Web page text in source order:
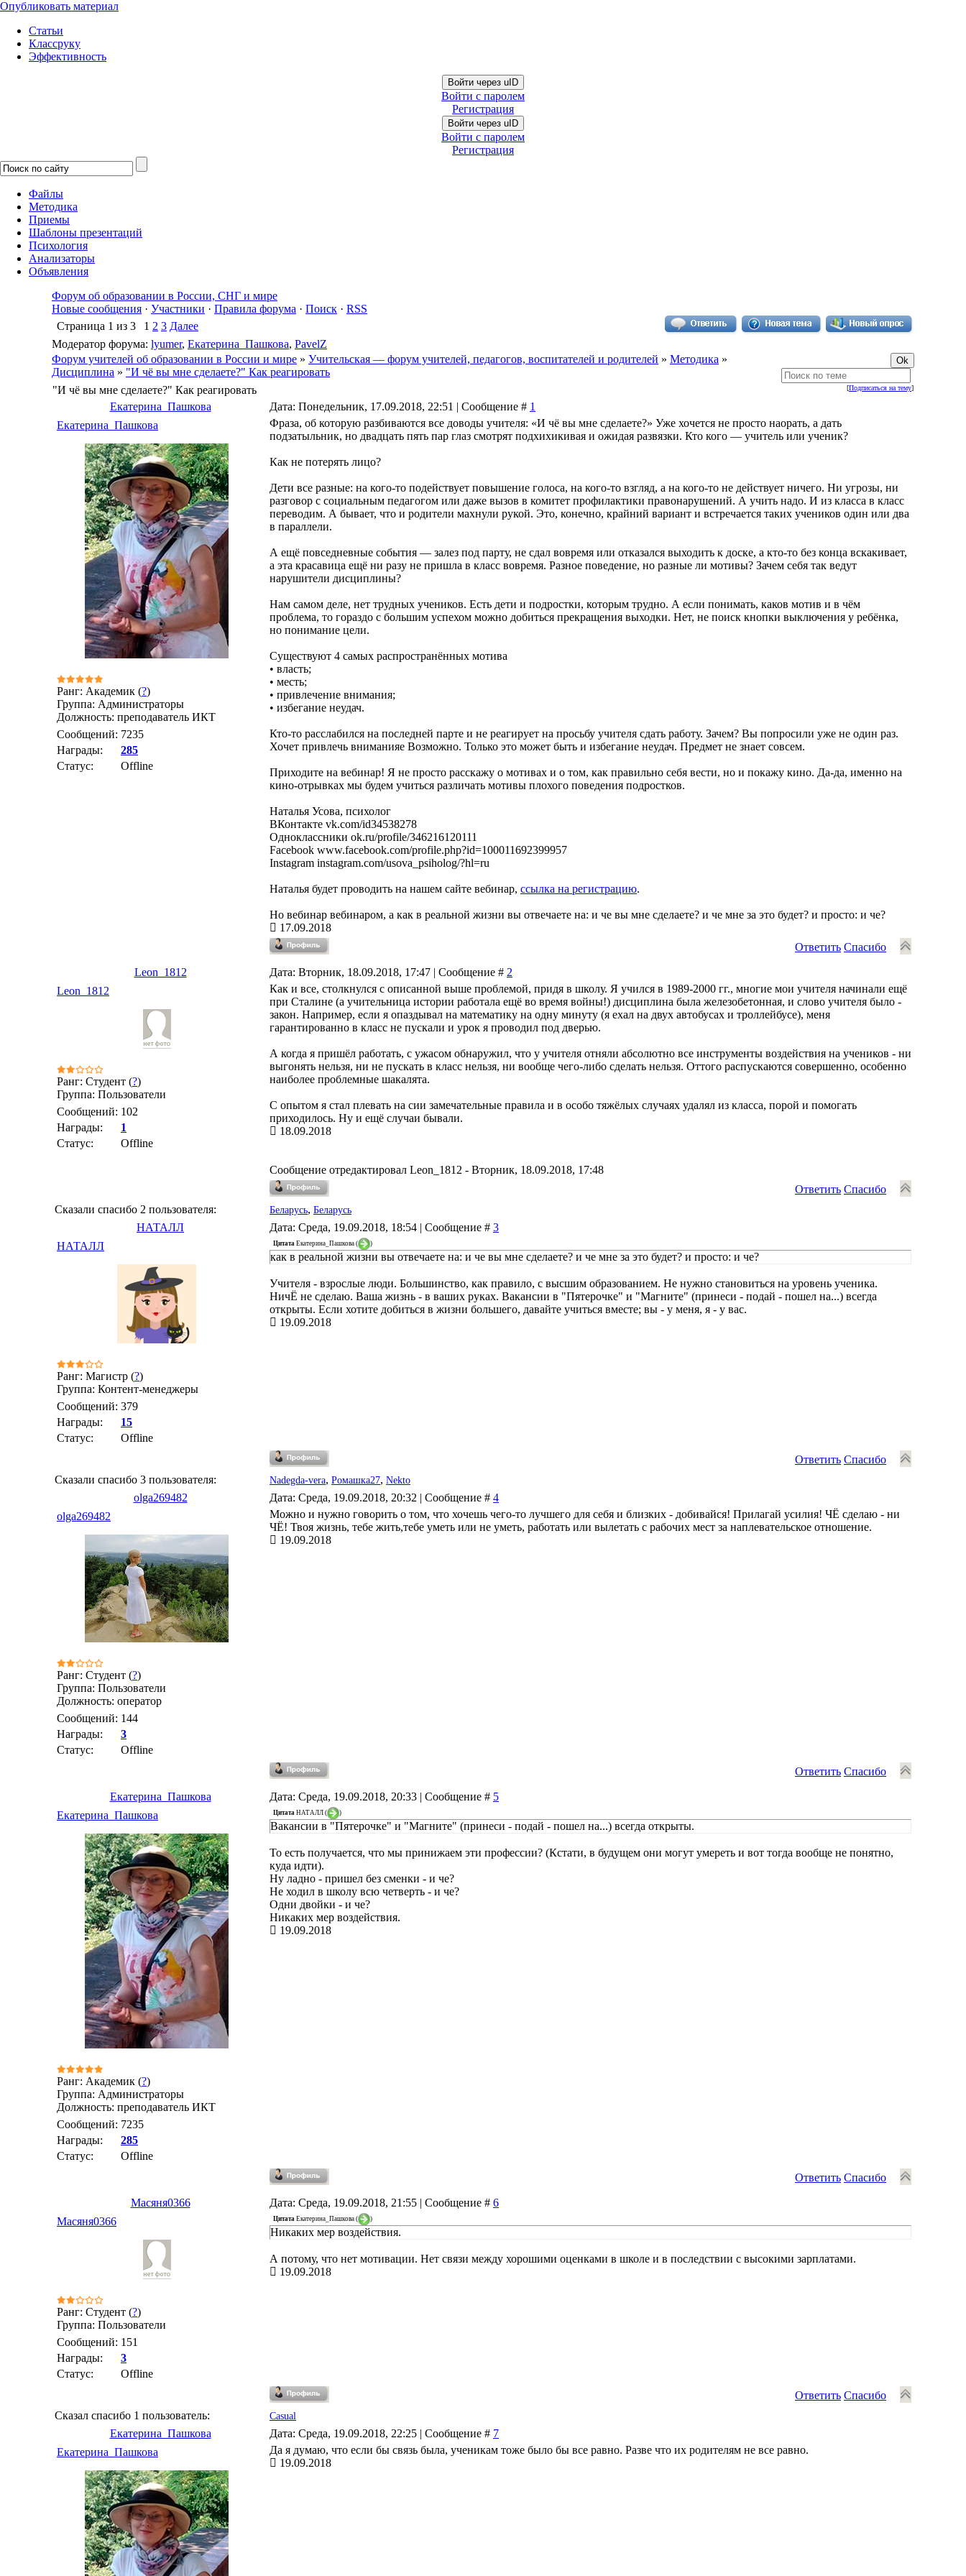
Опубликовать материал
Статьи
Классруку
Эффективность
Войти через uID
Войти с паролем
Регистрация
Войти через uID
Войти с паролем
Регистрация
Файлы
Методика
Приемы
Шаблоны презентаций
Психология
Анализаторы
Объявления
Форум об образовании в России, СНГ и мире
Новые сообщения · Участники · Правила форума · Поиск · RSS
Страница 1 из 3 1 2 3 Далее
Модератор форума: lyumer, Екатерина_Пашкова, PavelZ
Форум учителей об образовании в России и мире » Учительская — форум учителей, педагогов, воспитателей и родителей » Методика »
Дисциплина » "И чё вы мне сделаете?" Как реагировать
[Подписаться на тему]
"И чё вы мне сделаете?" Как реагировать
Екатерина_Пашкова
Дата: Понедельник, 17.09.2018, 22:51 | Сообщение # 1
Екатерина_Пашкова
Ранг: Академик (?)
Группа: Администраторы
Должность: преподаватель ИКТ
Сообщений: 7235
Награды:
285
Статус:
Offline
Фраза, об которую разбиваются все доводы учителя: «И чё вы мне сделаете?» Уже хочется не просто наорать, а дать
подзатыльник, но двадцать пять пар глаз смотрят подхихикивая и ожидая развязки. Кто кого — учитель или ученик?
Как не потерять лицо?
Дети все разные: на кого-то подействует повышение голоса, на кого-то взгляд, а на кого-то не действует ничего. Ни угрозы, ни
разговор с социальным педагогом или даже вызов в комитет профилактики правонарушений. А учить надо. И из класса в класс
переводим. А бывает, что и родители махнули рукой. Это, конечно, крайний вариант и встречается таких учеников один или два
в параллели.
А ещё повседневные события — залез под парту, не сдал вовремя или отказался выходить к доске, а кто-то без конца вскакивает,
а эта красавица ещё ни разу не пришла в класс вовремя. Разное поведение, но разные ли мотивы? Зачем себя так ведут
нарушители дисциплины?
Нам самом деле, нет трудных учеников. Есть дети и подростки, которым трудно. А если понимать, каков мотив и в чём
проблема, то гораздо с большим успехом можно добиться прекращения выходки. Нет, не поиск кнопки выключения у ребёнка,
но понимание цели.
Существуют 4 самых распространённых мотива
• власть;
• месть;
• привлечение внимания;
• избегание неудач.
Кто-то расслабился на последней парте и не реагирует на просьбу учителя сдать работу. Зачем? Вы попросили уже не один раз.
Хочет привлечь вниманияе Возможно. Только это может быть и избегание неудач. Предмет не знает совсем.
Приходите на вебинар! Я не просто расскажу о мотивах и о том, как правильно себя вести, но и покажу кино. Да-да, именно на
кино-отрывках мы будем учиться различать мотивы плохого поведения подростков.
Наталья Усова, психолог
ВКонтакте vk.com/id34538278
Одноклассники ok.ru/profile/346216120111
Facebook www.facebook.com/profile.php?id=100011692399957
Instagram instagram.com/usova_psiholog/?hl=ru
Наталья будет проводить на нашем сайте вебинар, ссылка на регистрацию.
Но вебинар вебинаром, а как в реальной жизни вы отвечаете на: и че вы мне сделаете? и че мне за это будет? и просто: и че?
17.09.2018
Ответить Спасибо
Leon_1812 Дата: Вторник, 18.09.2018, 17:47 | Сообщение # 2
Leon_1812
Ранг: Студент (?)
Группа: Пользователи
Сообщений: 102
Награды:
1
Статус:
Offline
Как и все, столкнулся с описанной выше проблемой, придя в школу. Я учился в 1989-2000 гг., многие мои учителя начинали ещё
при Сталине (а учительница истории работала ещё во время войны!) дисциплина была железобетонная, и слово учителя было -
закон. Например, если я опаздывал на математику на одну минуту (я ехал на двух автобусах и троллейбусе), меня
гарантированно в класс не пускали и урок я проводил под дверью.
А когда я пришёл работать, с ужасом обнаружил, что у учителя отняли абсолютно все инструменты воздействия на учеников - ни
выгонять нельзя, ни не пускать в класс нельзя, ни вообще чего-либо сделать нельзя. Оттого распускаются совершенно, особенно
наиболее проблемные шакалята.
С опытом я стал плевать на сии замечательные правила и в особо тяжёлых случаях удалял из класса, порой и помогать
приходилось. Ну и ещё случаи бывали.
18.09.2018
Сообщение отредактировал Leon_1812 - Вторник, 18.09.2018, 17:48
Ответить Спасибо
Сказали спасибо 2 пользователя:
Беларусь, Беларусь
НАТАЛЛ Дата: Среда, 19.09.2018, 18:54 | Сообщение # 3
НАТАЛЛ
Ранг: Магистр (?)
Группа: Контент-менеджеры
Сообщений: 379
Награды:
15
Статус:
Offline
Цитата Екатерина_Пашкова ( )
как в реальной жизни вы отвечаете на: и че вы мне сделаете? и че мне за это будет? и просто: и че?
Учителя - взрослые люди. Большинство, как правило, с высшим образованием. Не нужно становиться на уровень ученика.
НичЁ не сделаю. Ваша жизнь - в ваших руках. Вакансии в "Пятерочке" и "Магните" (принеси - подай - пошел на...) всегда
открыты. Если хотите добиться в жизни большего, давайте учиться вместе; вы - у меня, я - у вас.
19.09.2018
Ответить Спасибо
Сказали спасибо 3 пользователя:
Nadegda-vera, Ромашка27, Nekto
olga269482 Дата: Среда, 19.09.2018, 20:32 | Сообщение # 4
olga269482
Ранг: Студент (?)
Группа: Пользователи
Должность: оператор
Сообщений: 144
Награды:
3
Статус:
Offline
Можно и нужно говорить о том, что хочешь чего-то лучшего для себя и близких - добивайся! Прилагай усилия! ЧЁ сделаю - ни
ЧЁ! Твоя жизнь, тебе жить,тебе уметь или не уметь, работать или вылетать с рабочих мест за наплевательское отношение.
19.09.2018
Ответить Спасибо
Екатерина_Пашкова Дата: Среда, 19.09.2018, 20:33 | Сообщение # 5
Екатерина_Пашкова
Ранг: Академик (?)
Группа: Администраторы
Должность: преподаватель ИКТ
Сообщений: 7235
Награды:
285
Статус:
Offline
Цитата НАТАЛЛ ( )
Вакансии в "Пятерочке" и "Магните" (принеси - подай - пошел на...) всегда открыты.
То есть получается, что мы принижаем эти профессии? (Кстати, в будущем они могут умереть и вот тогда вообще не понятно,
куда идти).
Ну ладно - пришел без сменки - и че?
Не ходил в школу всю четверть - и че?
Одни двойки - и че?
Никаких мер воздействия.
19.09.2018
Ответить Спасибо
Масяня0366 Дата: Среда, 19.09.2018, 21:55 | Сообщение # 6
Масяня0366
Ранг: Студент (?)
Группа: Пользователи
Сообщений: 151
Награды:
3
Статус:
Offline
Цитата Екатерина_Пашкова ( )
Никаких мер воздействия.
А потому, что нет мотивации. Нет связи между хорошими оценками в школе и в последствии с высокими зарплатами.
19.09.2018
Ответить Спасибо
Сказал спасибо 1 пользователь:
Casual
Екатерина_Пашкова Дата: Среда, 19.09.2018, 22:25 | Сообщение # 7
Екатерина_Пашкова
Да я думаю, что если бы связь была, ученикам тоже было бы все равно. Разве что их родителям не все равно.
19.09.2018